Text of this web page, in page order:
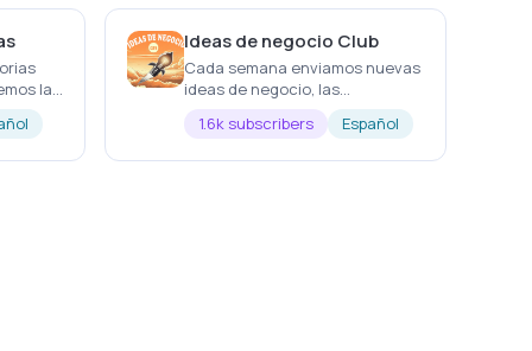
las
Ideas de negocio Club
Cada semana enviamos nuevas
ideas de negocio, las
ponemos en marcha enseñando
1.6k subscribers Español